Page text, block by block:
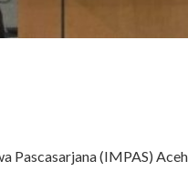
Pascasarjana (IMPAS)